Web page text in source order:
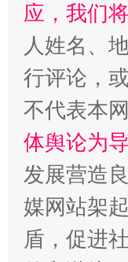
应，我们
人姓名、
行评论，
不代表本
体舆论为
发展营造
媒网站架
盾，促进